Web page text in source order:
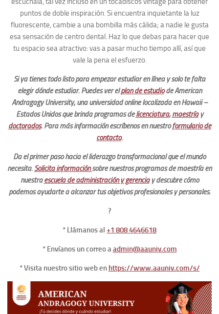
puntos de doble inspiración. Si encuentra inquietante la luz
fluorescente, cambie a una bombilla más cálida; a nadie le gusta
esa sensación de centro dental. Haz lo que debas para hacer que
tu espacio sea atractivo: vas a pasar mucho tiempo allí, así que
vale la pena el esfuerzo.
Si ya tienes todo listo para empezar estudiar en línea y solo te falta
elegir dónde estudiar. Puedes ver elplan de estudiode American
Andragagy University, una universidad online localizada en Hawaii –
Estados Unidos que brinda programas delicenciatura, maestríay
doctorados. Para más información escríbenos en nuestroformulario de
contacto.
Da el primer paso hacia el liderazgo transformacional que el mundo
necesita. Solicita informaciónsobre nuestros programas de maestría en
nuestraescuela de administración y gerenciay descubre cómo
podemos ayudarte a alcanzar tus objetivos profesionales y personales.
?
* Llámanos al +1 808 4646618
* Envíanos un correo aadmin@aauniv.com
* Visita nuestro sitio web en https://www.aauniv.com/s/